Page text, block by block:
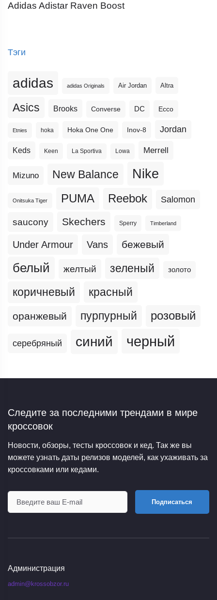
Adidas Adistar Raven Boost
Тэги
adidas adidas Originals Air Jordan Altra
Asics Brooks Converse DC Ecco
Etnies hoka Hoka One One Inov-8 Jordan
Keds Keen La Sportiva Lowa Merrell
Mizuno New Balance Nike
Onitsuka Tiger PUMA Reebok Salomon
saucony Skechers Sperry Timberland
Under Armour Vans бежевый
белый желтый зеленый золото
коричневый красный
оранжевый пурпурный розовый
серебряный синий черный
Следите за последними трендами в мире
кроссовок
Новости, обзоры, тесты кроссовок и кед. Так же вы
можете узнать даты релизов моделей, как ухаживать за
кроссовками или кедами.
Подписаться
Администрация
admin@krossobzor.ru